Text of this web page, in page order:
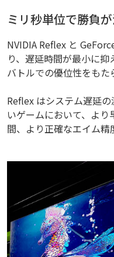
ミリ秒単位で勝負
NVIDIA Reflex と
り、遅延時間が最小に抑
バトルでの優位性をもた
Reflex はシステム遅延
いゲームにおいて、よ
間、より正確なエイム精